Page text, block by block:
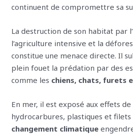
continuent de compromettre sa
La destruction de son habitat par
l’agriculture intensive et la
constitue une menace directe. Il
plein fouet la prédation par des
comme les chiens, chats, furets
En mer, il est exposé aux effets de
hydrocarbures, plastiques et filets
changement climatique